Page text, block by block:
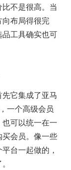
不是很高。当
布局得很完
工具确实也可
它集成了亚马
一个高级会员
可以统一在一
会员。像一些
台一起做的，